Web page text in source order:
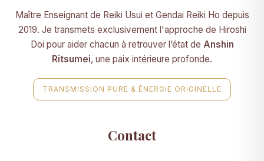
Maître Enseignant de Reiki Usui et Gendai Reiki Ho depuis
2019. Je transmets exclusivement l'approche de Hiroshi
Doi pour aider chacun à retrouver l’état de Anshin
Ritsumei, une paix intérieure profonde.
TRANSMISSION PURE & ÉNERGIE ORIGINELLE
Contact